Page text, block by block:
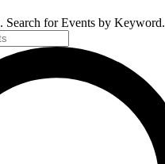
Search for Events by Keyword.